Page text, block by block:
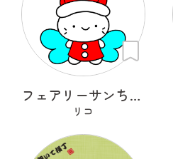
フェアリーサンちゃん
リコ